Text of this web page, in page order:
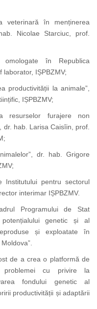
veterinară în menținerea
Nicolae Starciuc, prof.
în Republica
laborator, IȘPBZMV;
productivității la animale”,
IȘPBZMV;
resurselor furajere non
hab. Larisa Caisîin, prof.
dr. hab. Grigore
Institutului pentru sectorul
interimar IȘPBZMV.
Programului de Stat
potențialului genetic și al
și exploatate în
de a crea o platformă de
problemei cu privire la
fondului genetic al
productivității și adaptării